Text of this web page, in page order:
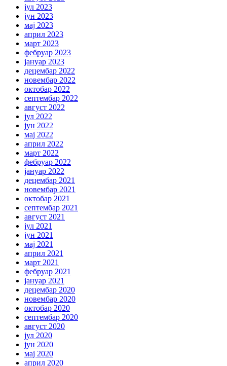
јул 2023
јун 2023
мај 2023
април 2023
март 2023
фебруар 2023
јануар 2023
децембар 2022
новембар 2022
октобар 2022
септембар 2022
август 2022
јул 2022
јун 2022
мај 2022
април 2022
март 2022
фебруар 2022
јануар 2022
децембар 2021
новембар 2021
октобар 2021
септембар 2021
август 2021
јул 2021
јун 2021
мај 2021
април 2021
март 2021
фебруар 2021
јануар 2021
децембар 2020
новембар 2020
октобар 2020
септембар 2020
август 2020
јул 2020
јун 2020
мај 2020
април 2020